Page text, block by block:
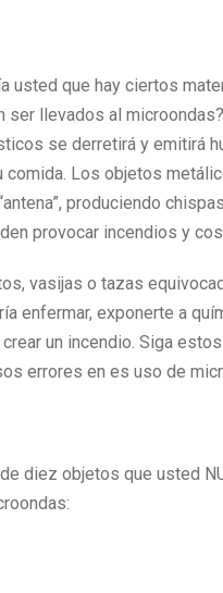
usted que hay ciertos
ser llevados al
se derretirá y emitirá
comida. Los objetos
produciendo chispas
provocar incendios y
vasijas o tazas
enfermar, exponerte a
un incendio. Siga
errores en es uso de
diez objetos que usted